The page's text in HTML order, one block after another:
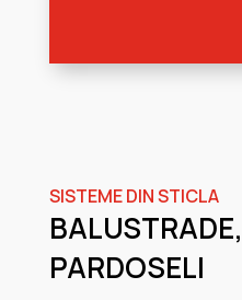
SISTEME DIN STICLA
PARDOSELI